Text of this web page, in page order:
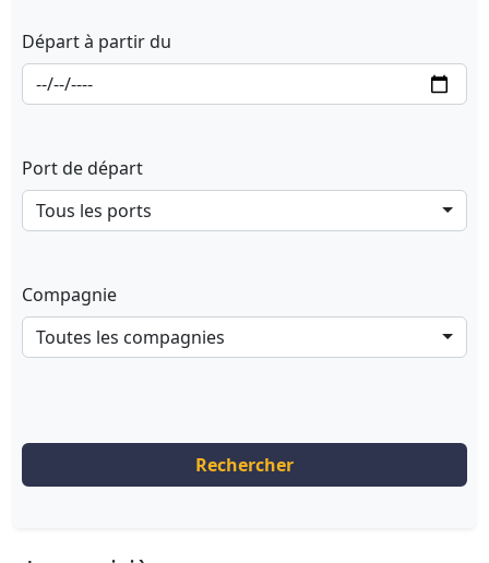
Départ à partir du
Port de départ
Tous les ports
Compagnie
Toutes les compagnies
Rechercher